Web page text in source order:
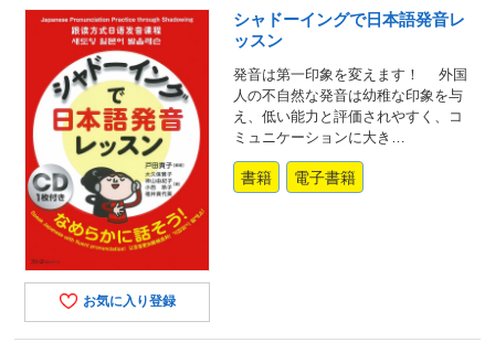
お気に入り登録
シャドーイングで日本語発音レ
ッスン
発音は第一印象を変えます！ 外国
人の不自然な発音は幼稚な印象を与
え、低い能力と評価されやすく、コ
ミュニケーションに大き…
書籍 電子書籍